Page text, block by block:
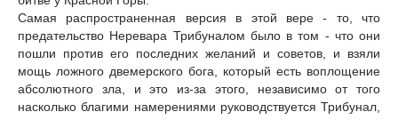
Самая распространенная версия в этой вере - то, что
предательство Неревара Трибуналом было в том - что они
пошли против его последних желаний и советов, и взяли
мощь ложного двемерского бога, который есть воплощение
абсолютного зла, и это из-за этого, независимо от того
насколько благими намерениями руководствуется Трибунал,